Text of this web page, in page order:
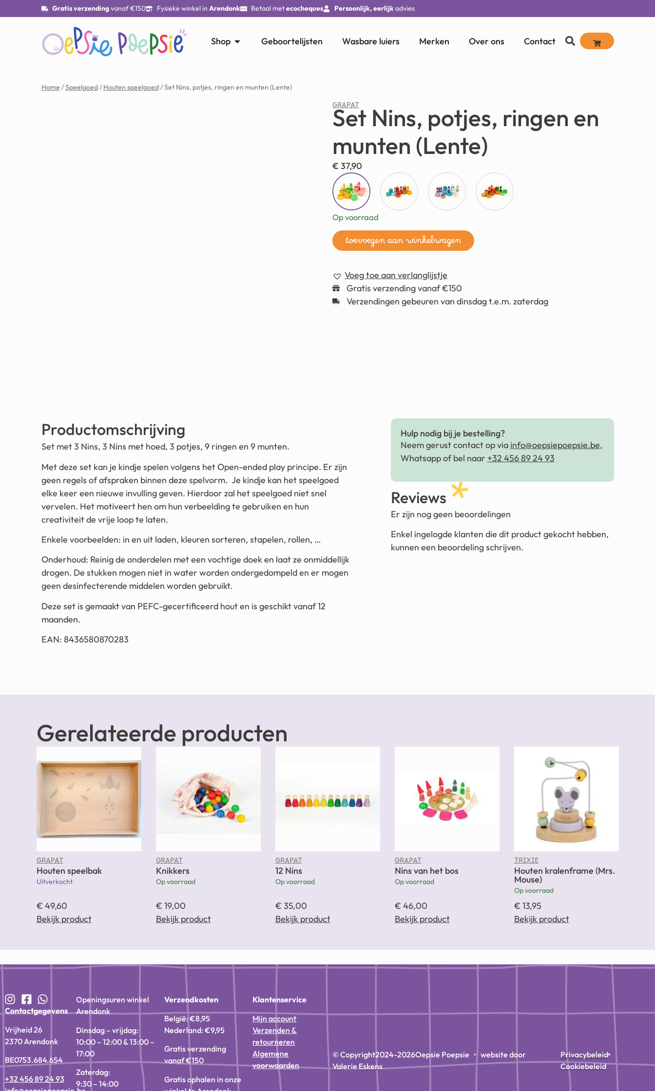
Gratis verzendingvanaf €150 Fysieke winkel in Arendonk Betaal metecocheques Persoonlijk, eerlijkadvies
Shop Geboortelijsten Wasbare luiers Merken Over ons Contact
Home /Speelgoed/ Houten speelgoed/ Set Nins, potjes, ringen en munten (Lente)
GRAPAT
Set Nins, potjes, ringen en
munten (Lente)
€ 37,90
Op voorraad
toevoegen aan winkelwagen
Voeg toe aan verlanglijstje
Gratis verzending vanaf €150
Verzendingen gebeuren van dinsdag t.e.m. zaterdag
Productomschrijving
Set met 3 Nins, 3 Nins met hoed, 3 potjes, 9 ringen en 9 munten.
Met deze set kan je kindje spelen volgens het Open-ended play principe. Er zijn
geen regels of afspraken binnen deze spelvorm. Je kindje kan het speelgoed
elke keer een nieuwe invulling geven. Hierdoor zal het speelgoed niet snel
vervelen. Het motiveert hen om hun verbeelding te gebruiken en hun
creativiteit de vrije loop te laten.
Enkele voorbeelden: in en uit laden, kleuren sorteren, stapelen, rollen, …
Onderhoud: Reinig de onderdelen met een vochtige doek en laat ze onmiddellijk
drogen. De stukken mogen niet in water worden ondergedompeld en er mogen
geen desinfecterende middelen worden gebruikt.
Deze set is gemaakt van PEFC-gecertificeerd hout en is geschikt vanaf 12
maanden.
EAN: 8436580870283
Hulp nodig bij je bestelling?
Neem gerust contact op via info@oepsiepoepsie.be,
Whatsapp of bel naar +32 456 89 24 93
Reviews
Er zijn nog geen beoordelingen
Enkel ingelogde klanten die dit product gekocht hebben,
kunnen een beoordeling schrijven.
Gerelateerde producten
GRAPAT
Houten speelbak
Uitverkocht
€ 49,60
Bekijk product
GRAPAT
Knikkers
Op voorraad
€ 19,00
Bekijk product
GRAPAT
12 Nins
Op voorraad
€ 35,00
Bekijk product
GRAPAT
Nins van het bos
Op voorraad
€ 46,00
Bekijk product
TRIXIE
Houten kralenframe (Mrs.
Mouse)
Op voorraad
€ 13,95
Bekijk product
Contactgegevens
Vrijheid 26
2370 Arendonk
BE0753.684.654
+32 456 89 24 93
Openingsuren winkel
Arendonk
Dinsdag – vrijdag:
10:00 – 12:00 & 13:00 –
17:00
Zaterdag:
9:30 – 14:00
Verzendkosten
België: €8,95
Nederland: €9,95
Gratis verzending
vanaf €150
Gratis ophalen in onze
Klantenservice
Mijn account
Verzenden &
retourneren
Algemene
voorwaarden
© Copyright2024-2026Oepsie Poepsie • website door
Valerie Eskens
Privacybeleid
Cookiebeleid